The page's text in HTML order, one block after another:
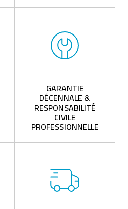
GARANTIE
DÉCENNALE &
RESPONSABILITÉ
CIVILE
PROFESSIONNELLE